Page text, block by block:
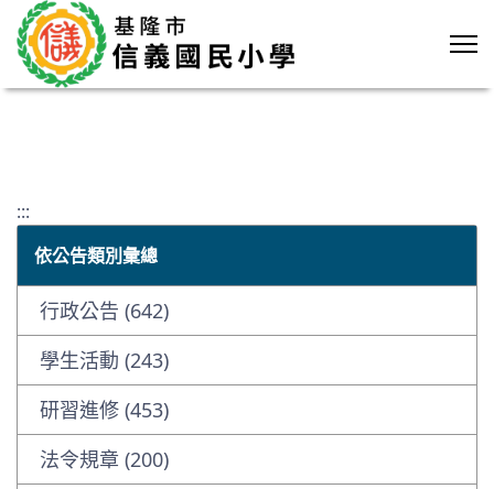
:::
依公告類別彙總
行政公告 (642)
學生活動 (243)
研習進修 (453)
法令規章 (200)